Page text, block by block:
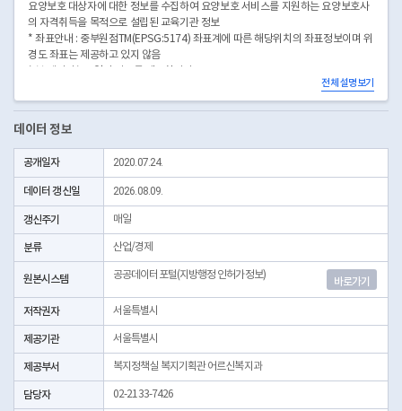
요양보호 대상자에 대한 정보를 수집하여 요양보호 서비스를 지원하는 요양보호사
의 자격취득을 목적으로 설립된 교육기관 정보
* 좌표안내 : 중부원점TM(EPSG:5174) 좌표계에 따른 해당위치의 좌표정보이며 위
경도 좌표는 제공하고 있지 않음
* 시군구코드명은 "서울특별시 자치구 기관코드" 데이터셋에서 확인 가능합니다.
(https://data.seoul.go.kr/dataList/OA-22872/S/1/datasetView.do)
전체 설명보기
데이터 정보
공개일자 2020.07.24.
데이터 갱신일 2026.08.09.
갱신주기 매일
분류 산업/경제
원본시스템 공공데이터포털(지방행정 인허가정보)
바로가기
저작권자 서울특별시
제공기관 서울특별시
제공부서 복지정책실 복지기획관 어르신복지과
담당자 02-2133-7426